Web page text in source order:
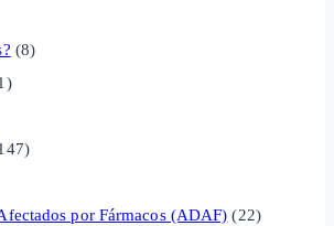
(8)
por Fármacos (ADAF) (22)